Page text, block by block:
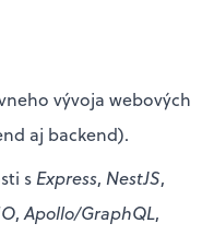
vývoja webových
aj backend).
sExpress, NestJS,
,Apollo/GraphQL,